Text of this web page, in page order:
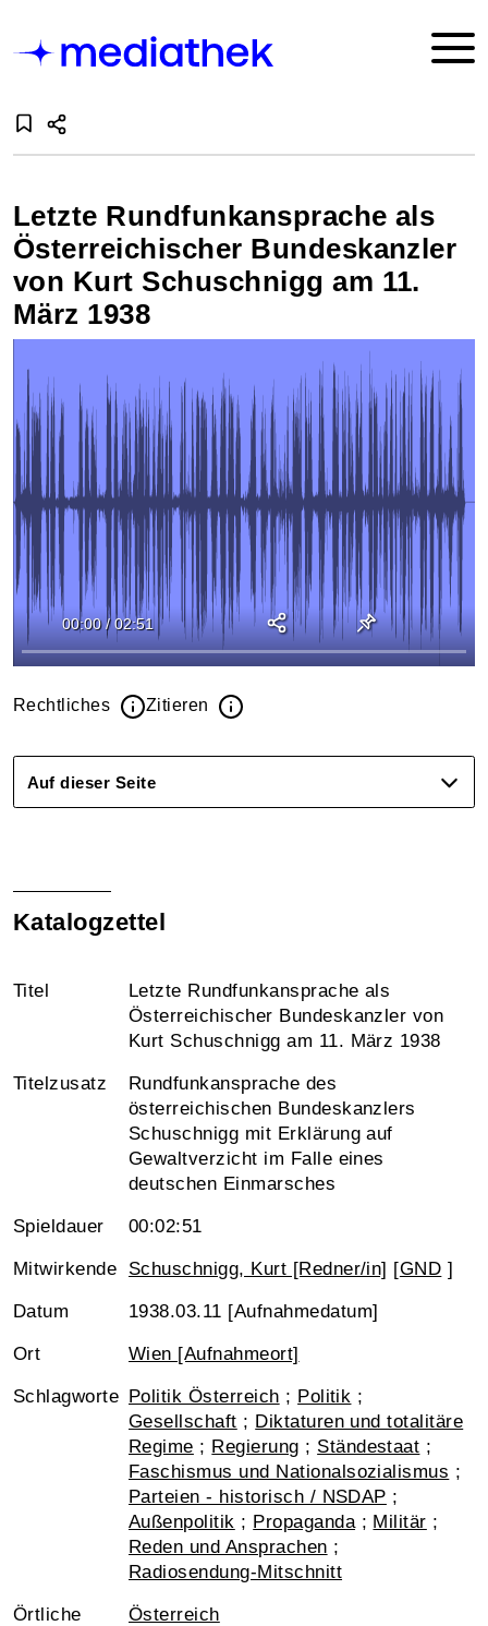
Letzte Rundfunkansprache als
Österreichischer Bundeskanzler
von Kurt Schuschnigg am 11.
März 1938
00:00 / 02:51
Rechtliches Zitieren
Auf dieser Seite
Katalogzettel
Titel
Letzte Rundfunkansprache als
Österreichischer Bundeskanzler von
Kurt Schuschnigg am 11. März 1938
Titelzusatz
Rundfunkansprache des
österreichischen Bundeskanzlers
Schuschnigg mit Erklärung auf
Gewaltverzicht im Falle eines
deutschen Einmarsches
Spieldauer 00:02:51
Mitwirkende Schuschnigg, Kurt [Redner/in] [GND ]
Datum 1938.03.11 [Aufnahmedatum]
Ort Wien [Aufnahmeort]
Schlagworte Politik Österreich ; Politik ;
Gesellschaft ; Diktaturen und totalitäre
Regime ; Regierung ; Ständestaat ;
Faschismus und Nationalsozialismus ;
Parteien - historisch / NSDAP ;
Außenpolitik ; Propaganda; Militär ;
Reden und Ansprachen ;
Radiosendung-Mitschnitt
Örtliche
Österreich